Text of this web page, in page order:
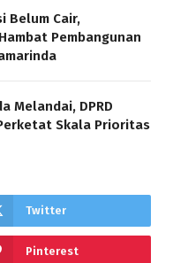
Belum Cair,
Pembangunan
Melandai, DPRD
Skala Prioritas
Twitter
Pinterest